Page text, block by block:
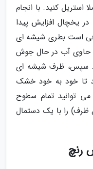
استریل کنید. با انجام
یخچال افزایش پیدا
است بطری شیشه ای
قابلمه حاوی آب در حال جوش
سپس، ظرف شیشه ای
تا خود به خود خشک
می توانید تمام سطوح
را با یک دستمال
رنچ